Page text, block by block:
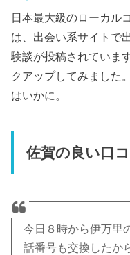
日本最大級のローカル
は、出会い系サイトで
験談が投稿されていま
クアップしてみました
はいかに。
佐賀の良い口
今日８時から伊万里
話番号も交換したか